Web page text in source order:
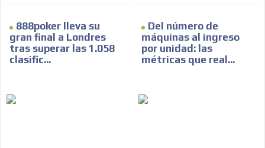
888poker lleva su
gran final a Londres
tras superar las 1.058
clasific...
Del número de
máquinas al ingreso
por unidad: las
métricas que real...